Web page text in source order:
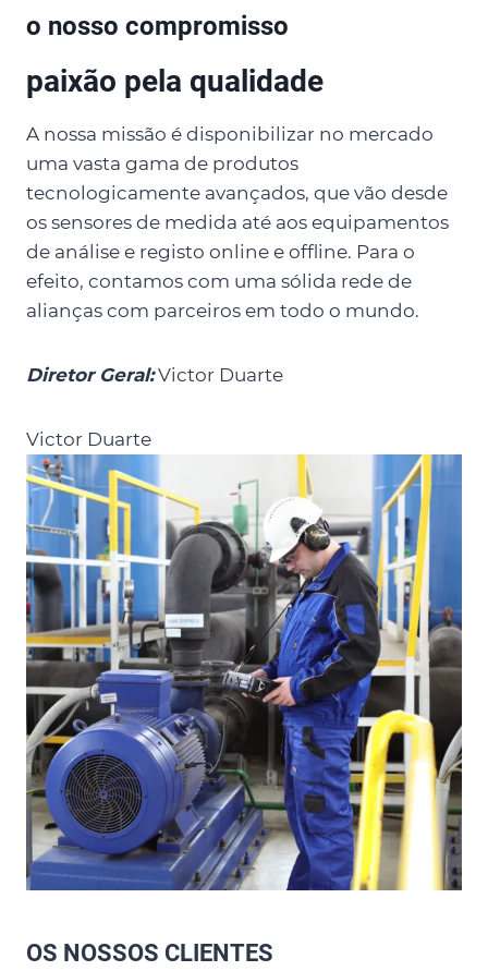
o nosso compromisso
paixão pela qualidade
A nossa missão é disponibilizar no mercado
uma vasta gama de produtos
tecnologicamente avançados, que vão desde
os sensores de medida até aos equipamentos
de análise e registo online e offline. Para o
efeito, contamos com uma sólida rede de
alianças com parceiros em todo o mundo.
Diretor Geral:Victor Duarte
Victor Duarte
OS NOSSOS CLIENTES